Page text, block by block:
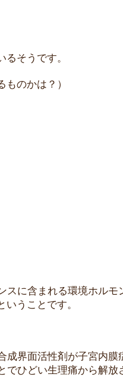
そうです。
ものかは？）
スに含まれる環境ホル
うことです。
界面活性剤が子宮内膜
でひどい生理痛から解